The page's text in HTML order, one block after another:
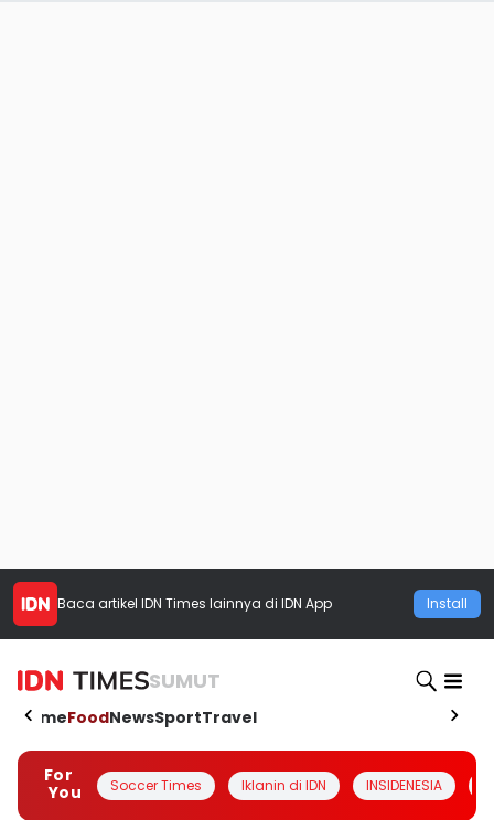
Baca artikel IDN Times lainnya di IDN App Install
SUMUT
HomeFoodNewsSportTravel
For
You
Soccer Times Iklanin di IDN INSIDENESIA